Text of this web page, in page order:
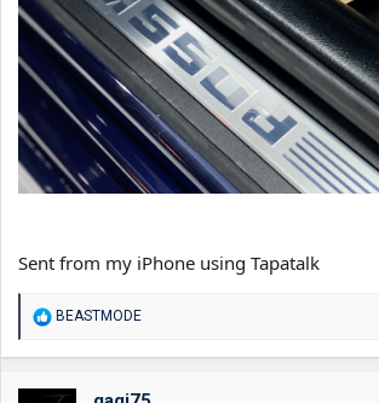
Sent from my iPhone using Tapatalk
R
o
BEASTMODE